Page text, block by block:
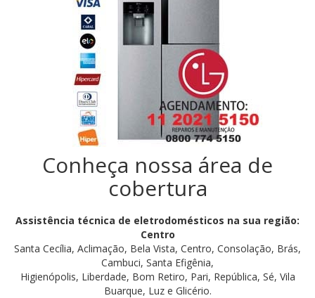
Conheça nossa área de
cobertura
Assistência técnica de eletrodomésticos na sua região:
Centro
Santa Cecília, Aclimação, Bela Vista, Centro, Consolação, Brás,
Cambuci, Santa Efigênia,
Higienópolis, Liberdade, Bom Retiro, Pari, República, Sé, Vila
Buarque, Luz e Glicério.